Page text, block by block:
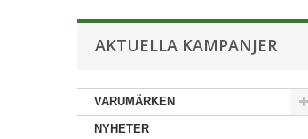
AKTUELLA KAMPANJER
VARUMÄRKEN
NYHETER